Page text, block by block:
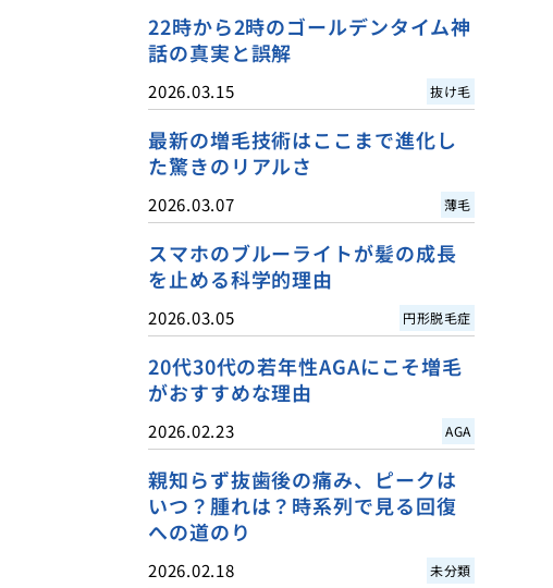
22時から2時のゴールデンタイム神
話の真実と誤解
2026.03.15 抜け毛
最新の増毛技術はここまで進化し
た驚きのリアルさ
2026.03.07 薄毛
スマホのブルーライトが髪の成長
を止める科学的理由
2026.03.05 円形脱毛症
20代30代の若年性AGAにこそ増毛
がおすすめな理由
2026.02.23 AGA
親知らず抜歯後の痛み、ピークは
いつ？腫れは？時系列で見る回復
への道のり
2026.02.18 未分類